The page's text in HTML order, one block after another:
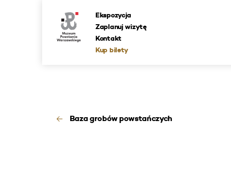
Ekspozycja
Zaplanuj wizytę
Kontakt
Kup bilety
Baza grobów powstańczych